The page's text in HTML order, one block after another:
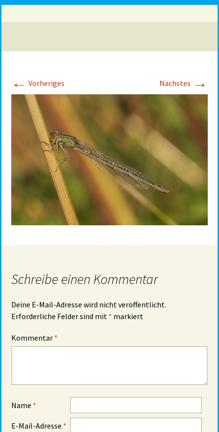
← Vorheriges Nächstes →
Schreibe einen Kommentar
Deine E-Mail-Adresse wird nicht veröffentlicht.
Erforderliche Felder sind mit * markiert
Kommentar *
Name *
E-Mail-Adresse *